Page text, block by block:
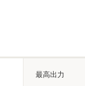
最高出力